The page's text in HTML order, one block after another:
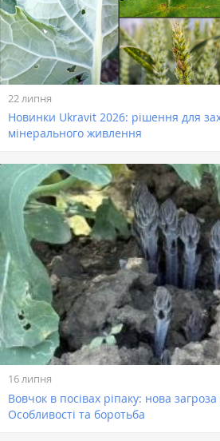
22 липня
Новинки Ukravit 2026: рішення для
мінерального живлення
16 липня
Вовчок в посівах ріпаку: нова
Особливості та боротьба